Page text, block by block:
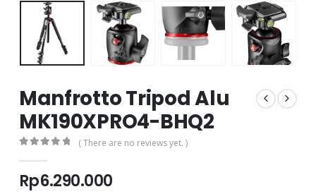
Manfrotto Tripod Alu
MK190XPRO4-BHQ2
( There are no reviews yet. )
Rp6.290.000